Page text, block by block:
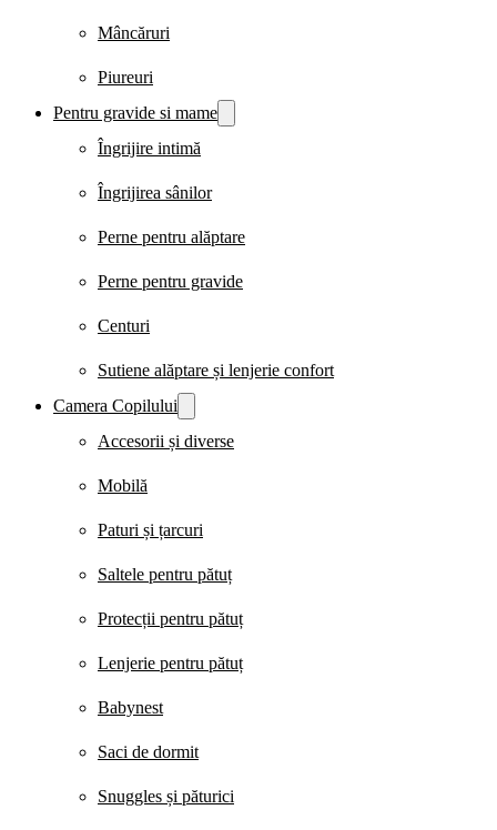
Mâncăruri
Piureuri
Pentru gravide si mame
Îngrijire intimă
Îngrijirea sânilor
Perne pentru alăptare
Perne pentru gravide
Centuri
Sutiene alăptare și lenjerie confort
Camera Copilului
Accesorii și diverse
Mobilă
Paturi și țarcuri
Saltele pentru pătuț
Protecții pentru pătuț
Lenjerie pentru pătuț
Babynest
Saci de dormit
Snuggles și păturici